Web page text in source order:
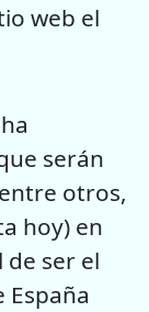
web el
serán
otros,
hoy) en
de ser el
España